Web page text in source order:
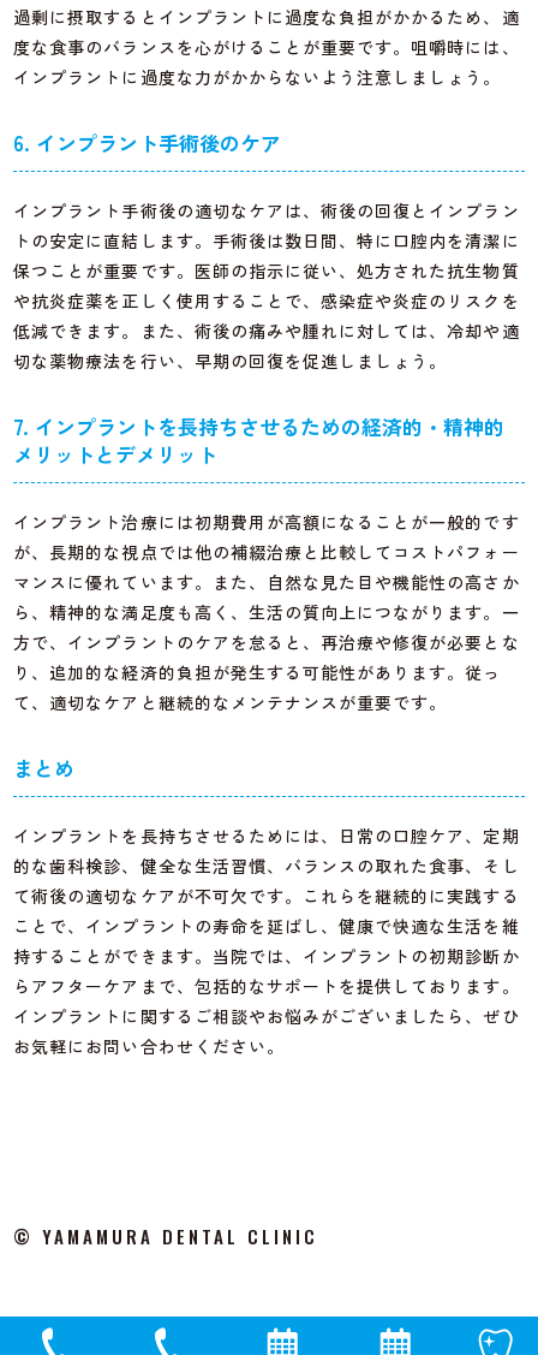
過剰に摂取するとインプラントに過度な負担がかかるため、適
度な食事のバランスを心がけることが重要です。咀嚼時には、
インプラントに過度な力がかからないよう注意しましょう。
6. インプラント手術後のケア
インプラント手術後の適切なケアは、術後の回復とインプラン
トの安定に直結します。手術後は数日間、特に口腔内を清潔に
保つことが重要です。医師の指示に従い、処方された抗生物質
や抗炎症薬を正しく使用することで、感染症や炎症のリスクを
低減できます。また、術後の痛みや腫れに対しては、冷却や適
切な薬物療法を行い、早期の回復を促進しましょう。
7. インプラントを長持ちさせるための経済的・精神的
メリットとデメリット
インプラント治療には初期費用が高額になることが一般的です
が、長期的な視点では他の補綴治療と比較してコストパフォー
マンスに優れています。また、自然な見た目や機能性の高さか
ら、精神的な満足度も高く、生活の質向上につながります。一
方で、インプラントのケアを怠ると、再治療や修復が必要とな
り、追加的な経済的負担が発生する可能性があります。従っ
て、適切なケアと継続的なメンテナンスが重要です。
まとめ
インプラントを長持ちさせるためには、日常の口腔ケア、定期
的な歯科検診、健全な生活習慣、バランスの取れた食事、そし
て術後の適切なケアが不可欠です。これらを継続的に実践する
ことで、インプラントの寿命を延ばし、健康で快適な生活を維
持することができます。当院では、インプラントの初期診断か
らアフターケアまで、包括的なサポートを提供しております。
インプラントに関するご相談やお悩みがございましたら、ぜひ
お気軽にお問い合わせください。
© YAMAMURA DENTAL CLINIC